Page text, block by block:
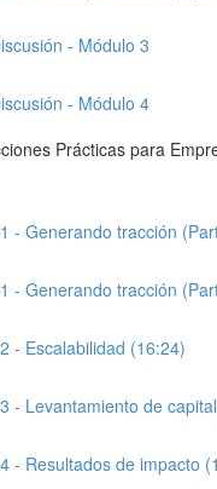
- Módulo 3
- Módulo 4
Prácticas para
- Generando tracción
- Generando tracción
- Escalabilidad (16:24)
- Levantamiento de
- Resultados de impacto